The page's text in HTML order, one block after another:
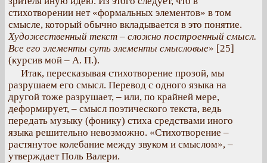
стихотворении нет «формальных элементов» в том
смысле, который обычно вкладывается в это понятие.
Художественный текст – сложно построенный смысл.
Все его элементы суть элементы смысловые» [25]
(курсив мой – А. П.).
Итак, пересказывая стихотворение прозой, мы
разрушаем его смысл. Перевод с одного языка на
другой тоже разрушает, – или, по крайней мере,
деформирует, – смысл поэтического текста, ведь
передать музыку (фонику) стиха средствами иного
языка решительно невозможно. «Стихотворение –
растянутое колебание между звуком и смыслом», –
утверждает Поль Валери.